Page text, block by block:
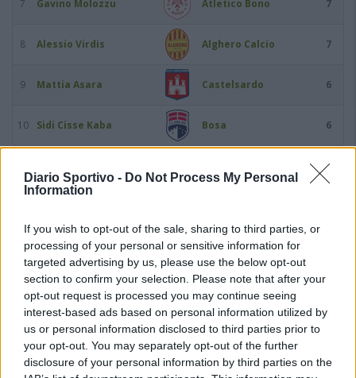
Diario Sportivo - Do Not Process My Personal
Information
If you wish to opt-out of the sale, sharing to third parties, or
processing of your personal or sensitive information for
targeted advertising by us, please use the below opt-out
section to confirm your selection. Please note that after your
opt-out request is processed you may continue seeing
interest-based ads based on personal information utilized by
us or personal information disclosed to third parties prior to
your opt-out. You may separately opt-out of the further
disclosure of your personal information by third parties on the
7 Gavino Molozzu Atletico Bono 7
8 Alessio Virdis Alghero Calcio 7
9 Mattia Asara Castelsardo 6
10 Sidi Cisse Kaba Bosa 6
6
13 Victory Igene Usinese
14 Agustin Meli Coghinas Calcio
15 Antonio Mossa Luogosanto
16 Predrag Radovanovic Coghinas Calcio 5